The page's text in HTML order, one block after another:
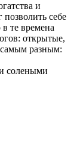
и
себе
те времена
открытые,
разным:
солеными